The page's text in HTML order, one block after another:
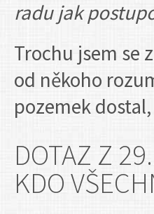
radu jak
Trochu jsem se
od někoho
pozemek
DOTAZ Z
KDO